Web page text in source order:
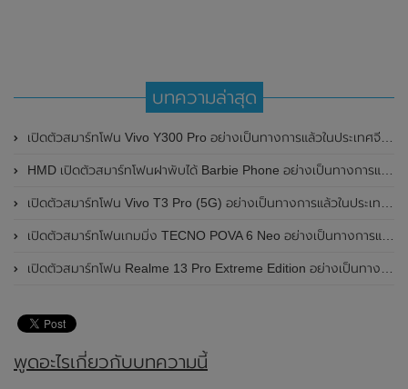
บทความล่าสุด
เปิดตัวสมาร์ทโฟน Vivo Y300 Pro อย่างเป็นทางการแล้วในประเทศจีน มาพร้อมดีไซน์พรีเมี่ยม ทนทาน และแบตเตอรี่สุดอึดขนาดใหญ่ 6,500mAh พร้อมรองรับการชาร์จไว 80W
HMD เปิดตัวสมาร์ทโฟนฝาพับได้ Barbie Phone อย่างเป็นทางการแล้ว มาพร้อมธีมสีชมพูสดใส
เปิดตัวสมาร์ทโฟน Vivo T3 Pro (5G) อย่างเป็นทางการแล้วในประเทศอินเดีย
เปิดตัวสมาร์ทโฟนเกมมิ่ง TECNO POVA 6 Neo อย่างเป็นทางการแล้วในประเทศไทย ในราคา 8,499 บาท
เปิดตัวสมาร์ทโฟน Realme 13 Pro Extreme Edition อย่างเป็นทางการแล้วในประเทศจีน
พูดอะไรเกี่ยวกับบทความนี้